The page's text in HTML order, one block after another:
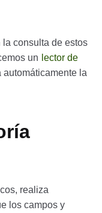
consulta de estos
un lector de
la
realiza
los campos y